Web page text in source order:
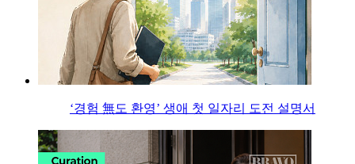
‘경험 無도 환영’ 생애 첫 일자리 도전 설명서